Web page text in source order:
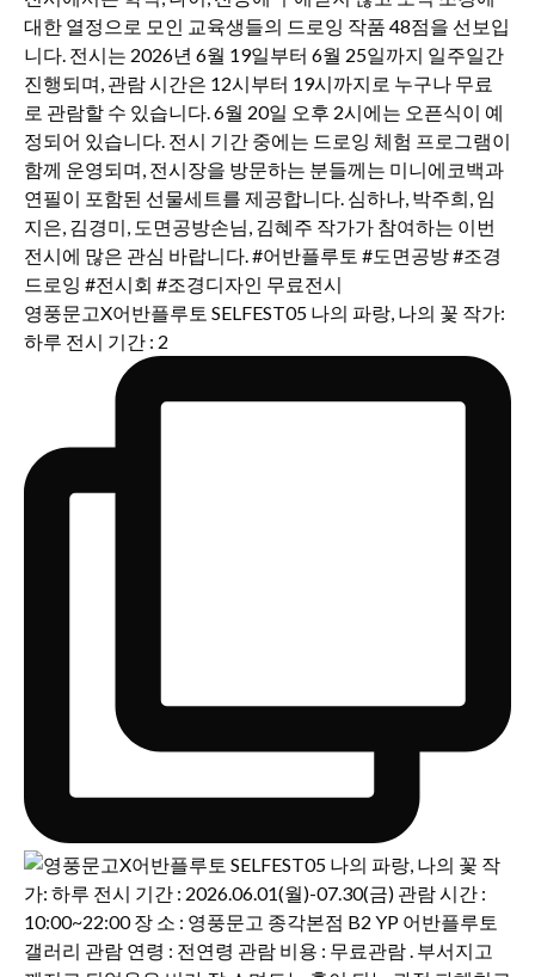
영풍문고X어반플루토 SELFEST05 나의 파랑, 나의 꽃 작가:
하루 전시 기간 : 2